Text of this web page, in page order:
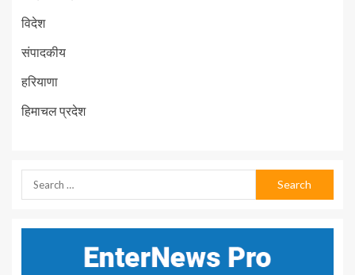
विदेश
संपादकीय
हरियाणा
हिमाचल प्रदेश